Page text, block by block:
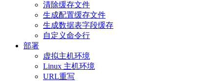
清除缓存文件
生成配置缓存文件
生成数据表字段缓存
自定义命令行
部署
虚拟主机环境
Linux 主机环境
URL重写